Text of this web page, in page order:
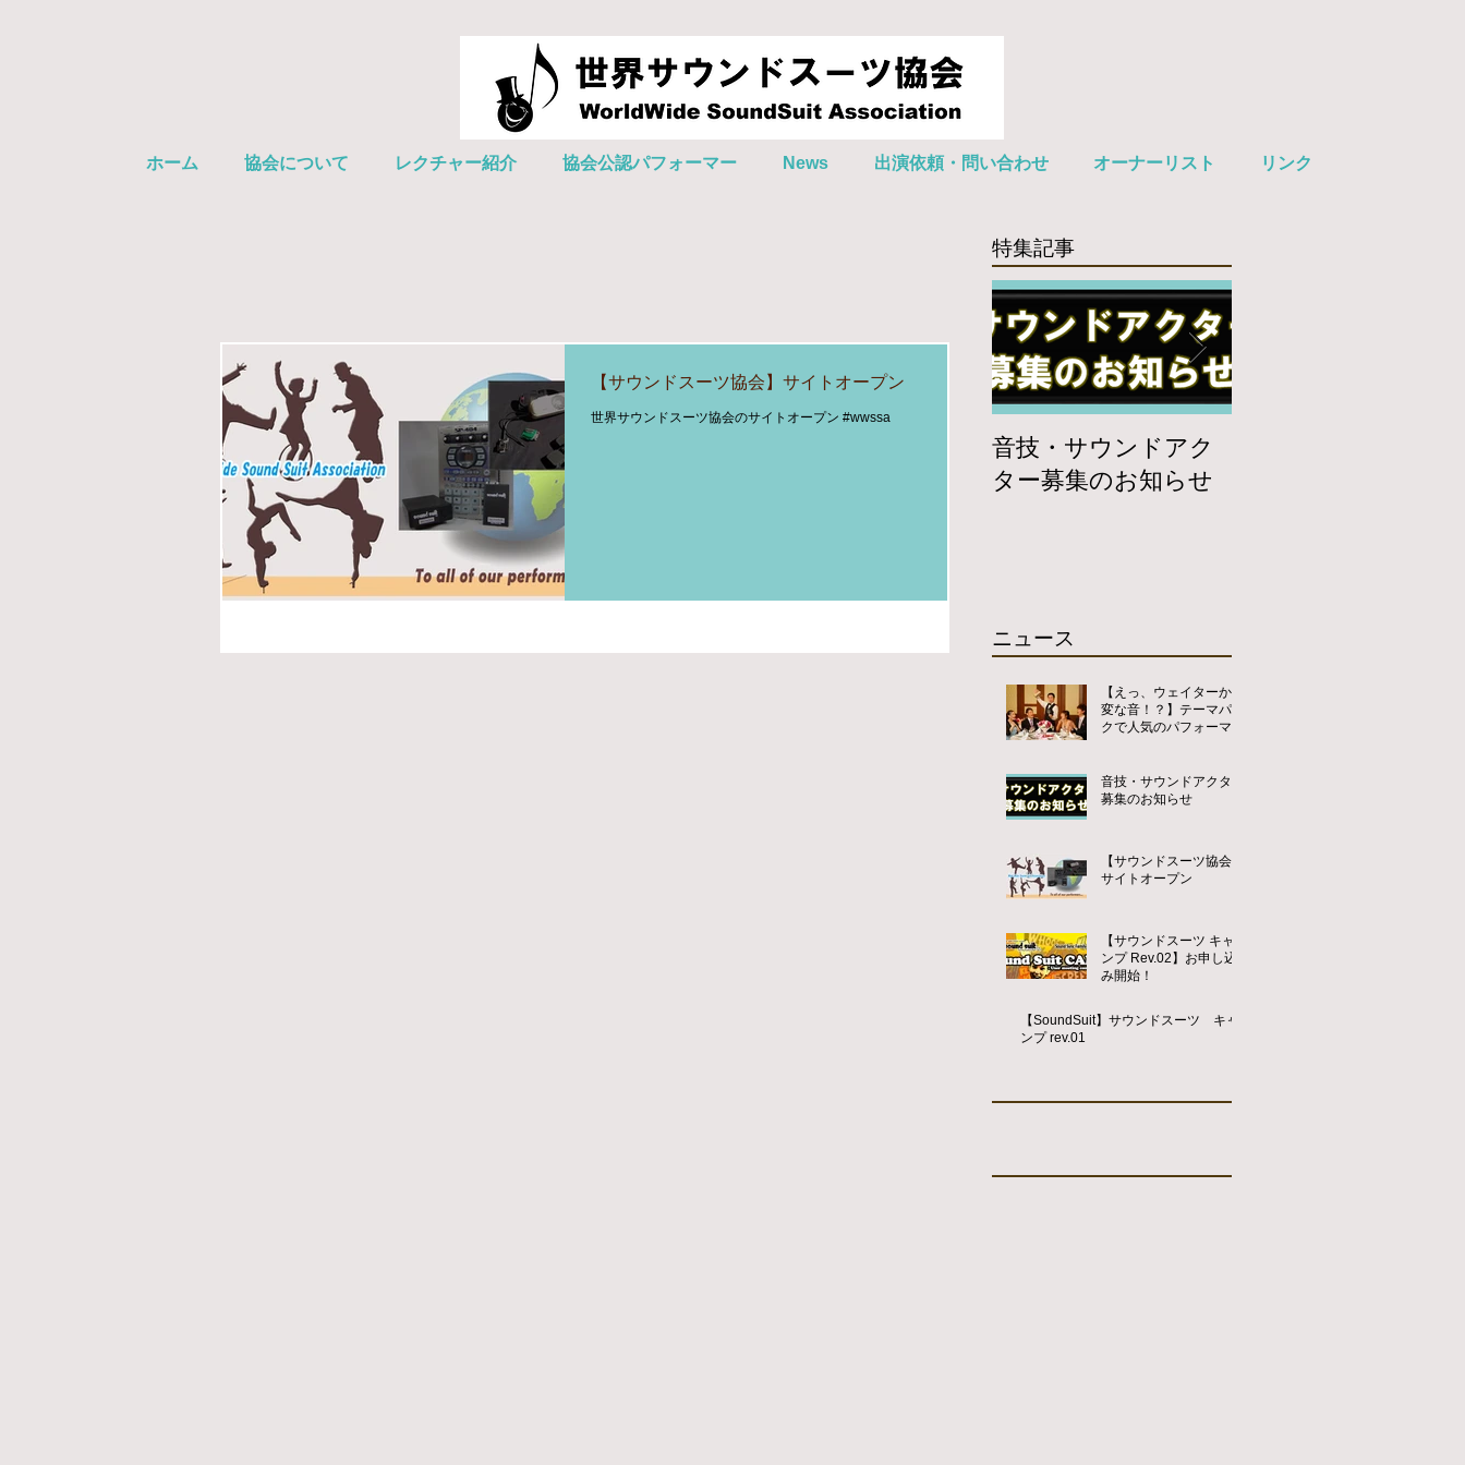
ホーム 協会について レクチャー紹介 協会公認パフォーマー News 出演依頼・問い合わせ オーナーリスト リンク
特集記事
【サウンドスーツ協会】サイトオープン
世界サウンドスーツ協会のサイトオープン #wwssa
音技・サウンドアク
ター募集のお知らせ
ニュース
【えっ、ウェイターから
変な音！？】テーマパー
クで人気のパフォーマン
音技・サウンドアクター
募集のお知らせ
【サウンドスーツ協会】
サイトオープン
【サウンドスーツ キャ
ンプ Rev.02】お申し込
み開始！
【SoundSuit】サウンドスーツ キャ
ンプ rev.01